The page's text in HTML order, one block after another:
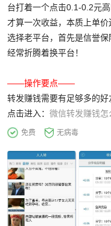
台打着一个点击0.1-0.2元
才算一次收益，本质上单
选择老平台，首先是信誉
经常折腾着换平台！
——操作要点——
转发赚钱需要有足够多的
点击进入： 微信转发赚钱
免费 无病毒